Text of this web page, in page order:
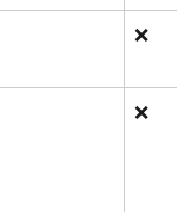
❌
❌